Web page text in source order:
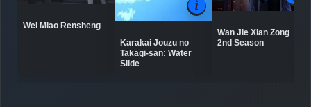
Detaylar
Wei Miao Rensheng
Karakai Jouzu no
Takagi-san: Water
Slide
Wan Jie Xian Zong
2nd Season